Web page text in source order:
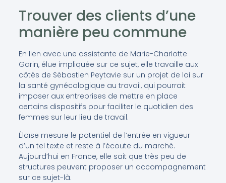
Trouver des clients d’une
manière peu commune
En lien avec une assistante de Marie-Charlotte
Garin, élue impliquée sur ce sujet, elle travaille aux
côtés de Sébastien Peytavie sur un projet de loi sur
la santé gynécologique au travail, qui pourrait
imposer aux entreprises de mettre en place
certains dispositifs pour faciliter le quotidien des
femmes sur leur lieu de travail.
Éloïse mesure le potentiel de l’entrée en vigueur
d’un tel texte et reste à l’écoute du marché.
Aujourd’hui en France, elle sait que très peu de
structures peuvent proposer un accompagnement
sur ce sujet-là.